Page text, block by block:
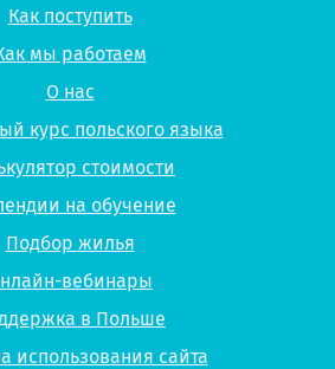
Как поступить
мы работаем
О нас
курс польского языка
стоимости
на обучение
Подбор жилья
вебинары
в Польше
использования сайта